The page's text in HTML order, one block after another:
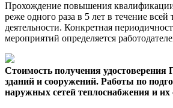
Прохождение повышения квалификации
реже одного раза в 5 лет в течение всей
деятельности. Конкретная
мероприятий определяется
Стоимость получения удостоверения
зданий и сооружений. Работы по
наружных сетей теплоснабжения и их